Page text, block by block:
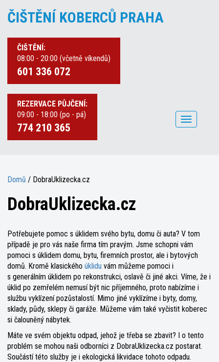
ČIŠTĚNÍ KOBERCŮ PRAHA
ČIŠTĚNÍ:
08:00 - 20:00 (včetně víkendů)
601 336 072
REZERVACE PŮJČENÍ:
09:00 - 18:00 (po - pá)
774 210 365
Toggle
Domů / DobraUklizecka.cz
DobraUklizecka.cz
Potřebujete pomoc s úklidem svého bytu, domu či auta? V tom
případě je pro vás naše firma tím pravým. Jsme schopni vám
pomoci s úklidem domu, bytu, firemních prostor, ale i bytových
domů. Kromě klasického úklidu vám můžeme pomoci i
s generálním úklidem po rekonstrukci, oslavě či jiné akci. Víme, že i
úklid po zemřelém nemusí být nic příjemného, proto nabízíme i
službu vyklízení pozůstalostí. Mimo jiné vyklízíme i byty, domy,
sklady, půdy, sklepy či garáže. Můžeme vám také vyčistit koberec
si čalouněný nábytek.
Máte ve svém objektu odpad, jehož je třeba se zbavit? I o tento
problém se mohou naši odborníci z DobraUklizecka.cz postarat.
Součástí této služby je i ekologická likvidace tohoto odpadu.